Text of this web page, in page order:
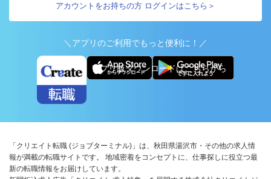
アカウントをお持ちの方 ログインはこちら＞
＼アプリのご利用でもっと便利に！／
アプリ版ダウンロードはこちらから
「クリエイト転職 (ジョブターミナル)」は、秋田県湯沢市・その他の求人情
報が満載の転職サイトです。 地域密着をコンセプトに、仕事探しに役立つ最
新の転職情報をお届けしています。